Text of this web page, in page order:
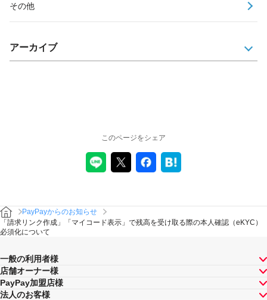
その他
アーカイブ
このページをシェア
PayPayからのお知らせ
「請求リンク作成」「マイコード表示」で残高を受け取る際の本人確認（eKYC）
必須化について
一般の利用者様
店舗オーナー様
PayPay加盟店様
法人のお客様